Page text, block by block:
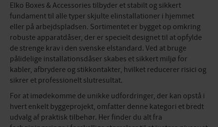
Elko Boxes & Accessories tilbyder et stabilt og sikkert
fundament til alle typer skjulte elinstallationer i hjemmet
eller på arbejdspladsen. Sortimentet er bygget op omkring
robuste apparatdåser, der er specielt designet til at opfylde
de strenge krav i den svenske elstandard. Ved at bruge
pålidelige installationsdåser skabes et sikkert miljø for
kabler, afbrydere og stikkontakter, hvilket reducerer risici og
sikrer et professionelt slutresultat.
For at imødekomme de unikke udfordringer, der kan opstå i
hvert enkelt byggeprojekt, omfatter denne kategori et bredt
udvalg af praktisk tilbehør. Her finder du alt fra